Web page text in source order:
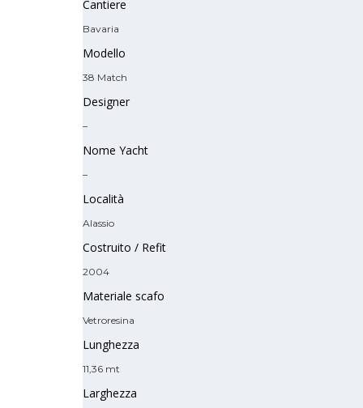
Cantiere
Bavaria
Modello
38 Match
Designer
–
Nome Yacht
–
Località
Alassio
Costruito / Refit
2004
Materiale scafo
Vetroresina
Lunghezza
11,36 mt
Larghezza